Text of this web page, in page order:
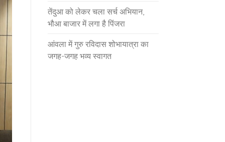
तेंदुआ को लेकर चला सर्च अभियान,
भौआ बाजार में लगा है पिंजरा
आंवला में गुरु रविदास शोभायात्रा का
जगह-जगह भव्य स्वागत